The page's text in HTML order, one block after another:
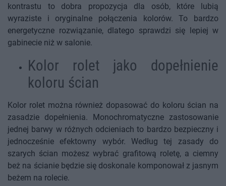
kontrastu to dobra propozycja dla osób, które lubią
wyraziste i oryginalne połączenia kolorów. To bardzo
energetyczne rozwiązanie, dlatego sprawdzi się lepiej w
gabinecie niż w salonie.
Kolor rolet jako dopełnienie
koloru ścian
Kolor rolet można również dopasować do koloru ścian na
zasadzie dopełnienia. Monochromatyczne zastosowanie
jednej barwy w różnych odcieniach to bardzo bezpieczny i
jednocześnie efektowny wybór. Według tej zasady do
szarych ścian możesz wybrać grafitową roletę, a ciemny
beż na ścianie będzie się doskonale komponował z jasnym
beżem na rolecie.